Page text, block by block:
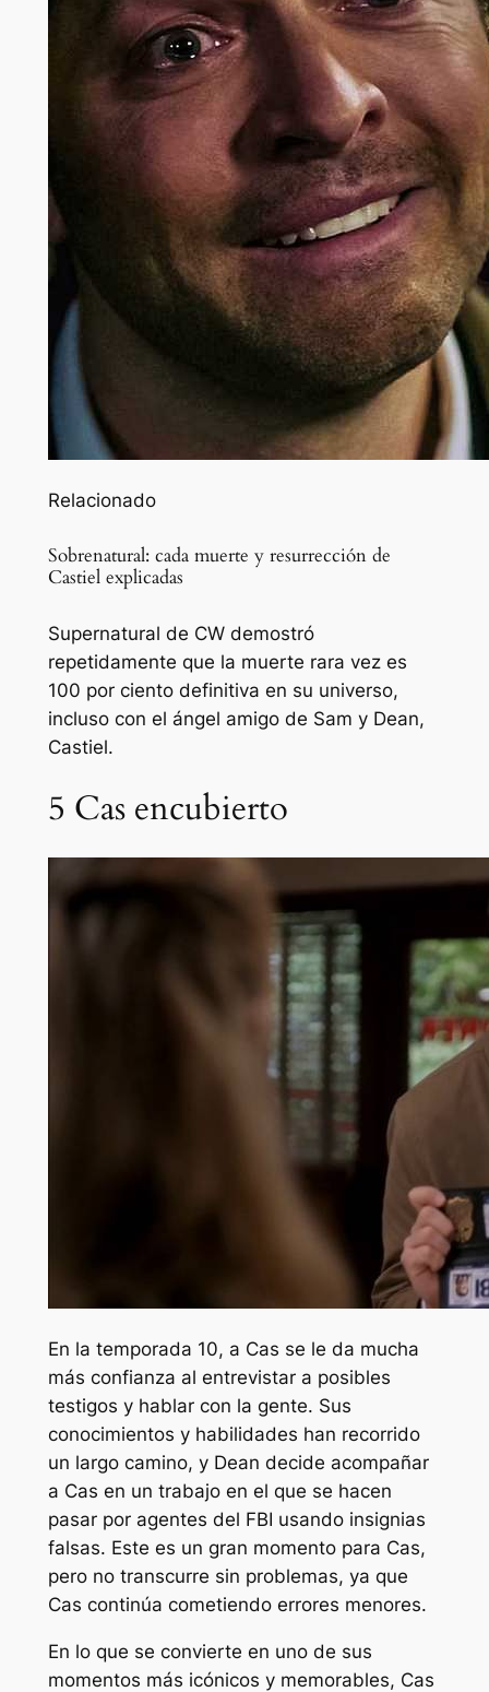
Relacionado
Sobrenatural: cada muerte y resurrección de
Castiel explicadas
Supernatural de CW demostró
repetidamente que la muerte rara vez es
100 por ciento definitiva en su universo,
incluso con el ángel amigo de Sam y Dean,
Castiel.
5 Cas encubierto
En la temporada 10, a Cas se le da mucha
más confianza al entrevistar a posibles
testigos y hablar con la gente. Sus
conocimientos y habilidades han recorrido
un largo camino, y Dean decide acompañar
a Cas en un trabajo en el que se hacen
pasar por agentes del FBI usando insignias
falsas. Este es un gran momento para Cas,
pero no transcurre sin problemas, ya que
Cas continúa cometiendo errores menores.
En lo que se convierte en uno de sus
momentos más icónicos y memorables, Cas